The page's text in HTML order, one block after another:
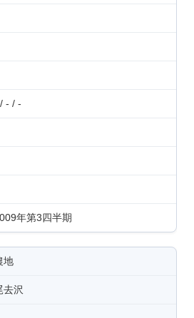
- / -
年第3四半期
地
去沢